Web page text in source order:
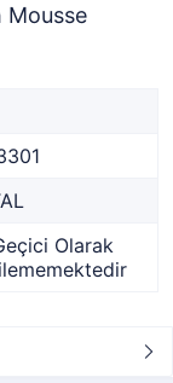
Mousse
Olarak